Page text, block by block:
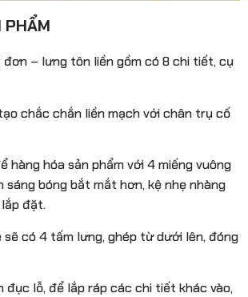
PHẨM
– lưng tôn liền gồm có 8 chi tiết, cụ
chắc chắn liền mạch với chân trụ cố
hàng hóa sản phẩm với 4 miếng vuông
sáng bóng bắt mắt hơn, kệ nhẹ nhàng
đặt.
sẽ có 4 tấm lưng, ghép từ dưới lên, đóng
đục lỗ, để lắp ráp các chi tiết khác vào,